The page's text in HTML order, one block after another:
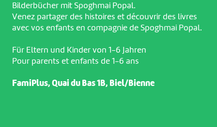
Bilderbücher mit Spoghmai Popal.
Venez partager des histoires et découvrir des livres
avec vos enfants en compagnie de Spoghmai Popal.
Für Eltern und Kinder von 1-6 Jahren
Pour parents et enfants de 1-6 ans
FamiPlus, Quai du Bas 1B, Biel/Bienne